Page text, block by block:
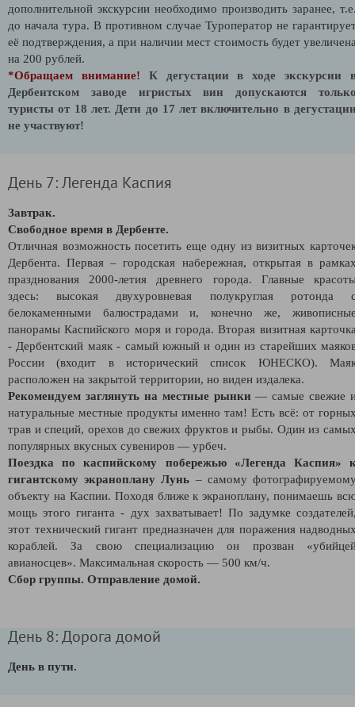
дополнительной экскурсии необходимо производить заранее,
до начала тура. В противном случае Туроператор не
её подтверждения, а при наличии мест стоимость будет
на 200 рублей.
*Обращаем внимание!
К дегустации в ходе экскурсии
Дербентском заводе игристых вин допускаются
туристы от 18 лет. Дети до 17 лет включительно в
не участвуют!
День 7: Легенда Каспия
Завтрак.
Свободное время в Дербенте.
Отличная возможность посетить еще одну из визитных
Дербента. Первая – городская набережная, открытая в
празднования 2000-летия древнего города. Главные
здесь: высокая двухуровневая полукруглая ротонда
белокаменными балюстрадами и, конечно же,
панорамы Каспийского моря и города. Вторая визитная
- Дербентский маяк - самый южный и один из старейших
России (входит в исторический список ЮНЕСКО).
расположен на закрытой территории, но виден издалека.
Рекомендуем заглянуть на местные рынки — самые свежие
натуральные местные продукты именно там! Есть всё: от
трав и специй, орехов до свежих фруктов и рыбы. Один из
популярных вкусных сувениров — урбеч.
Поездка по каспийскому побережью «Легенда Каспия»
гигантскому экраноплану Лунь – самому
объекту на Каспии. Походя ближе к экраноплану, понимаешь
мощь этого гиганта - дух захватывает! По задумке
этот технический гигант предназначен для поражения
кораблей. За свою специализацию он прозван
авианосцев». Максимальная скорость — 500 км/ч.
Сбор группы. Отправление домой.
День 8: Дорога домой
День в пути.